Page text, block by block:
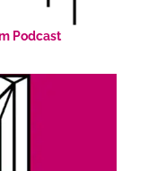
Podcast